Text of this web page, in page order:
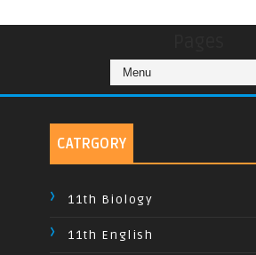
CATRGORY
11th Biology
11th English